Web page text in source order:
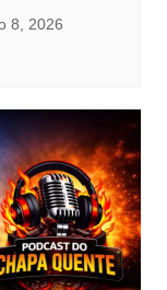
8, 2026